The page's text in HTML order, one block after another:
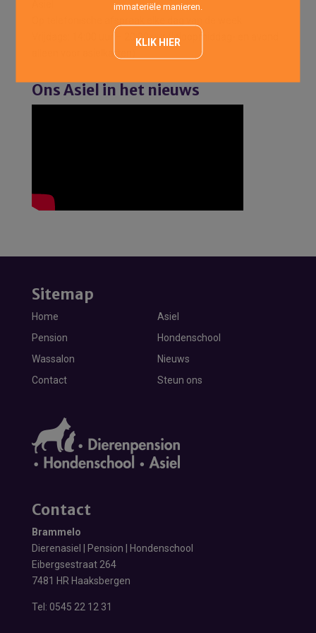
Vrijdags: 14:00 uur – 20:00 uur (Inloopmiddag- en avond
alleen voor asielkatten)
Ons Asiel in het nieuws
immateriële manieren.
KLIK HIER
Sitemap
Home
Asiel
Pension
Hondenschool
Wassalon
Nieuws
Contact
Steun ons
Contact
Brammelo
Dierenasiel | Pension | Hondenschool
Eibergsestraat 264
7481 HR Haaksbergen
Tel: 0545 22 12 31